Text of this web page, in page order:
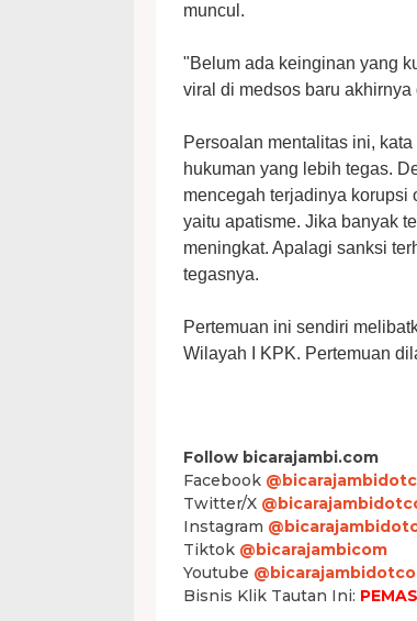
muncul.
"Belum ada keinginan yang
viral di medsos baru
Persoalan mentalitas ini,
hukuman yang lebih tegas.
mencegah terjadinya
yaitu apatisme. Jika banyak
meningkat. Apalagi sanksi
tegasnya.
Pertemuan ini sendiri
Wilayah I KPK. Pertemuan
Follow bicarajambi.com
Facebook
Twitter/X
Instagram
Tiktok @bicarajambicom
Youtube
Bisnis Klik Tautan Ini: